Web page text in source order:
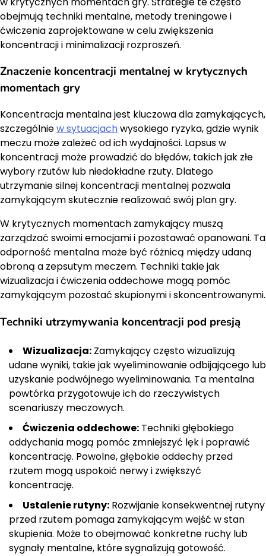
obejmują techniki mentalne, metody treningowe i
ćwiczenia zaprojektowane w celu zwiększenia
koncentracji i minimalizacji rozproszeń.
Znaczenie koncentracji mentalnej w krytycznych
momentach gry
Koncentracja mentalna jest kluczowa dla zamykających,
szczególniew sytuacjachwysokiego ryzyka, gdzie wynik
meczu może zależeć od ich wydajności. Lapsus w
koncentracji może prowadzić do błędów, takich jak złe
wybory rzutów lub niedokładne rzuty. Dlatego
utrzymanie silnej koncentracji mentalnej pozwala
zamykającym skutecznie realizować swój plan gry.
W krytycznych momentach zamykający muszą
zarządzać swoimi emocjami i pozostawać opanowani. Ta
odporność mentalna może być różnicą między udaną
obroną a zepsutym meczem. Techniki takie jak
wizualizacja i ćwiczenia oddechowe mogą pomóc
zamykającym pozostać skupionymi i skoncentrowanymi.
Techniki utrzymywania koncentracji pod presją
Wizualizacja: Zamykający często wizualizują
udane wyniki, takie jak wyeliminowanie odbijającego lub
uzyskanie podwójnego wyeliminowania. Ta mentalna
powtórka przygotowuje ich do rzeczywistych
scenariuszy meczowych.
Ćwiczenia oddechowe: Techniki głębokiego
oddychania mogą pomóc zmniejszyć lęk i poprawić
koncentrację. Powolne, głębokie oddechy przed
rzutem mogą uspokoić nerwy i zwiększyć
koncentrację.
Ustalenie rutyny: Rozwijanie konsekwentnej rutyny
przed rzutem pomaga zamykającym wejść w stan
skupienia. Może to obejmować konkretne ruchy lub
sygnały mentalne, które sygnalizują gotowość.